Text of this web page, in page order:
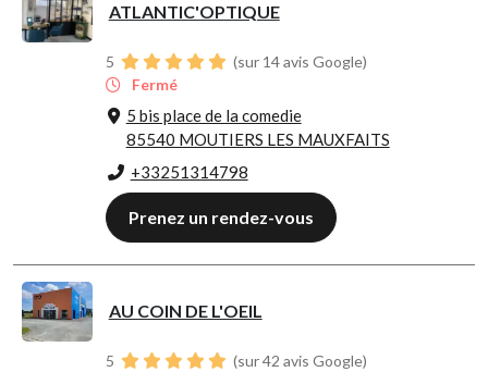
ATLANTIC'OPTIQUE
5
(sur 14 avis Google)
Fermé
5 bis place de la comedie
85540 MOUTIERS LES MAUXFAITS
+33251314798
Prenez un rendez-vous
AU COIN DE L'OEIL
5
(sur 42 avis Google)